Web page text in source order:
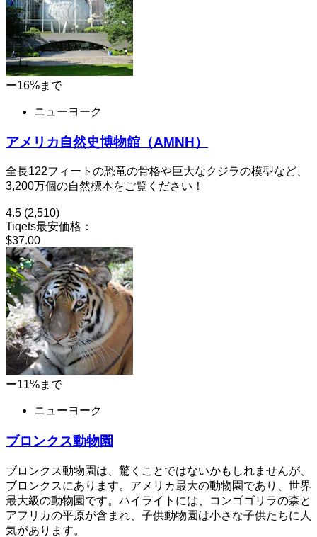
ー16%まで
ニューヨーク
アメリカ自然史博物館（AMNH）
全長122フィートの恐竜の骨格や巨大なクジラの模型など、
3,200万個の自然標本をご覧ください！
4.5 (2,510)
Tiqets最安価格：
$37.00
ー11%まで
ニューヨーク
ブロンクス動物園
ブロンクス動物園は、驚くことではないかもしれませんが、
ブロンクスにあります。アメリカ最大の動物園であり、世界
最大級の動物園です。ハイライトには、コンゴゴリラの森と
アフリカの平原が含まれ、子供動物園は小さな子供たちに人
気があります。